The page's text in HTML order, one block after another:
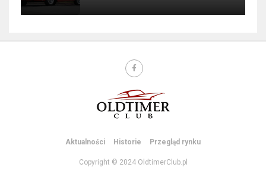
Aktualności Historie Przegląd rynku
Copyright © 2024 OldtimerClub.pl